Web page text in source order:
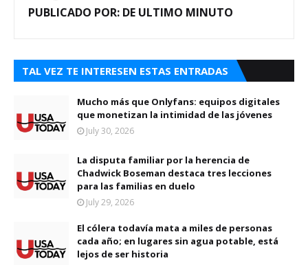
PUBLICADO POR: DE ULTIMO MINUTO
TAL VEZ TE INTERESEN ESTAS ENTRADAS
Mucho más que Onlyfans: equipos digitales
que monetizan la intimidad de las jóvenes
July 30, 2026
La disputa familiar por la herencia de
Chadwick Boseman destaca tres lecciones
para las familias en duelo
July 29, 2026
El cólera todavía mata a miles de personas
cada año; en lugares sin agua potable, está
lejos de ser historia